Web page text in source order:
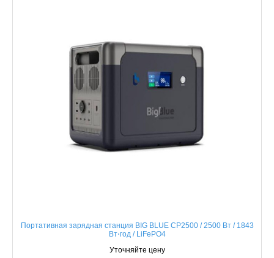
Портативная зарядная станция BIG BLUE CP2500 / 2500 Вт / 1843
Вт⋅год / LiFePO4
Уточняйте цену